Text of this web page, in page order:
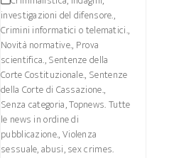
investigazioni del difensore.,
Crimini informatici o telematici.,
Novità normative., Prova
scientifica.,Sentenze della
Corte Costituzionale., Sentenze
della Corte di Cassazione.,
Senza categoria,Topnews. Tutte
le news in ordine di
pubblicazione.,Violenza
sessuale, abusi, sex crimes.